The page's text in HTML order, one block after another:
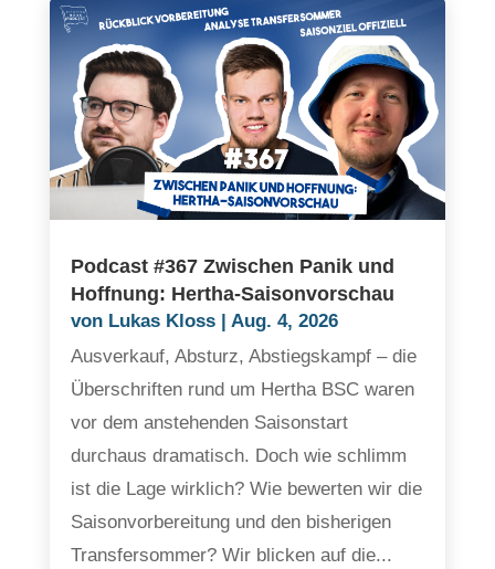
Podcast #367 Zwischen Panik und
Hoffnung: Hertha-Saisonvorschau
von Lukas Kloss| Aug. 4, 2026
Ausverkauf, Absturz, Abstiegskampf – die
Überschriften rund um Hertha BSC waren
vor dem anstehenden Saisonstart
durchaus dramatisch. Doch wie schlimm
ist die Lage wirklich? Wie bewerten wir die
Saisonvorbereitung und den bisherigen
Transfersommer? Wir blicken auf die...